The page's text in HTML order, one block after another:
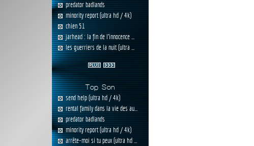
predator badlands
minority report (ultra hd / 4k)
chien 51
jarhead : la fin de l'innocence ...
les guerriers de la nuit (ultra ...
Top Son
send help (ultra hd / 4k)
rental family dans la vie des au...
predator badlands
minority report (ultra hd / 4k)
arrête-moi si tu peux (ultra hd ...